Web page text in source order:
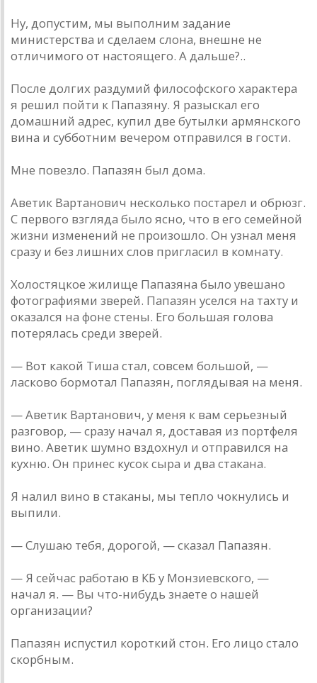
Ну, допустим, мы выполним задание
министерства и сделаем слона, внешне не
отличимого от настоящего. А дальше?..
После долгих раздумий философского характера
я решил пойти к Папазяну. Я разыскал его
домашний адрес, купил две бутылки армянского
вина и субботним вечером отправился в гости.
Мне повезло. Папазян был дома.
Аветик Вартанович несколько постарел и обрюзг.
С первого взгляда было ясно, что в его семейной
жизни изменений не произошло. Он узнал меня
сразу и без лишних слов пригласил в комнату.
Холостяцкое жилище Папазяна было увешано
фотографиями зверей. Папазян уселся на тахту и
оказался на фоне стены. Его большая голова
потерялась среди зверей.
— Вот какой Тиша стал, совсем большой, —
ласково бормотал Папазян, поглядывая на меня.
— Аветик Вартанович, у меня к вам серьезный
разговор, — сразу начал я, доставая из портфеля
вино. Аветик шумно вздохнул и отправился на
кухню. Он принес кусок сыра и два стакана.
Я налил вино в стаканы, мы тепло чокнулись и
выпили.
— Слушаю тебя, дорогой, — сказал Папазян.
— Я сейчас работаю в КБ у Монзиевского, —
начал я. — Вы что-нибудь знаете о нашей
организации?
Папазян испустил короткий стон. Его лицо стало
скорбным.